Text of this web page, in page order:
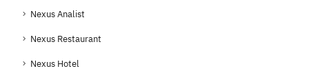
Nexus Analist
Nexus Restaurant
Nexus Hotel